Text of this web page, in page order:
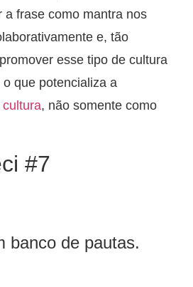
a frase como mantra nos
e, tão
esse tipo de cultura
que potencializa a
, não somente como
#7
banco de pautas.